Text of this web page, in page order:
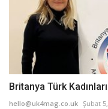
Britanya Türk
hello@uk4mag.co.uk Şubat